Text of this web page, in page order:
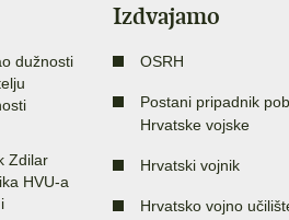
dužnosti
Zdilar
HVU-a
Izdvajamo
OSRH
Postani pripadnik
Hrvatske vojske
Hrvatski vojnik
Hrvatsko vojno